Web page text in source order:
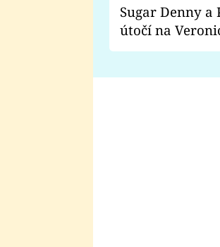
Sugar Denny a
útočí na
Proč je podle